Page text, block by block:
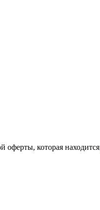
оферты, которая находится